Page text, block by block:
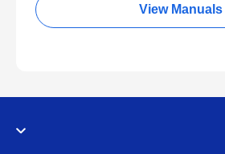
View Manuals